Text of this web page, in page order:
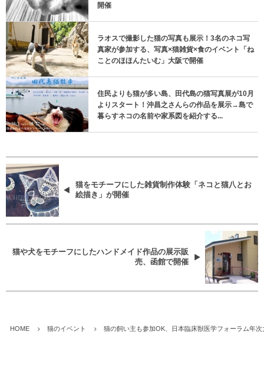
開催
ラオスで撮影した猫の写真も展示！3名のネコ写
真家が参加する、写真×猫雑貨×食のイベント「ね
ことのほほんたいむ」大阪で開催
住民よりも猫が多い島、田代島の猫写真展が10月
よりスタート！沖昌之さんらの作品を展示→島で
暮らすネコの名前や家系図を紹介する...
猫をモチーフにした雑貨制作体験「ネコと猫八とお
絵描き」が開催
猫や犬をモチーフにしたハンドメイド作品の展示販
売、函館で開催
HOME 猫のイベント 猫の飼い主も参加OK、日本臨床獣医学フォーラム年次